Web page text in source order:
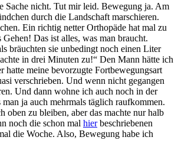
Sache nicht. Tut mir leid. Bewegung ja. Am
durch die Landschaft marschieren.
Ein richtig netter Orthopäde hat mal zu
Gehen! Das ist alles, was man braucht.
bräuchten sie unbedingt noch einen Liter
in drei Minuten zu!“ Den Mann hätte ich
hatte meine bevorzugte Fortbewegungsart
verschrieben. Und wenn nicht gegangen
Und dann wohne ich auch noch in der
man ja auch mehrmals täglich raufkommen.
oben zu bleiben, aber das machte nur halb
noch die schon mal hierbeschriebenen
die Woche. Also, Bewegung habe ich